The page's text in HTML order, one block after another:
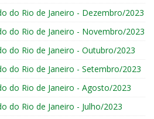
do Rio de Janeiro - Dezembro/2023
do Rio de Janeiro - Novembro/2023
do Rio de Janeiro - Outubro/2023
do Rio de Janeiro - Setembro/2023
do Rio de Janeiro - Agosto/2023
do Rio de Janeiro - Julho/2023